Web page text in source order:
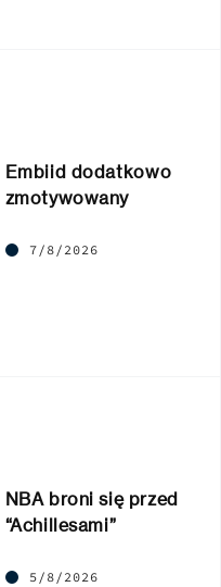
Embiid dodatkowo
zmotywowany
7/8/2026
NBA broni się przed
“Achillesami”
5/8/2026